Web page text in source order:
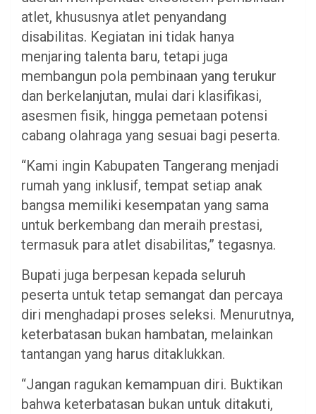
atlet, khususnya atlet penyandang
disabilitas. Kegiatan ini tidak hanya
menjaring talenta baru, tetapi juga
membangun pola pembinaan yang terukur
dan berkelanjutan, mulai dari klasifikasi,
asesmen fisik, hingga pemetaan potensi
cabang olahraga yang sesuai bagi peserta.
“Kami ingin Kabupaten Tangerang menjadi
rumah yang inklusif, tempat setiap anak
bangsa memiliki kesempatan yang sama
untuk berkembang dan meraih prestasi,
termasuk para atlet disabilitas,” tegasnya.
Bupati juga berpesan kepada seluruh
peserta untuk tetap semangat dan percaya
diri menghadapi proses seleksi. Menurutnya,
keterbatasan bukan hambatan, melainkan
tantangan yang harus ditaklukkan.
“Jangan ragukan kemampuan diri. Buktikan
bahwa keterbatasan bukan untuk ditakuti,